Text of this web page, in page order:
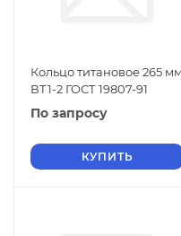
Кольцо титановое 265 мм
ВТ1-2 ГОСТ 19807-91
По запросу
КУПИТЬ